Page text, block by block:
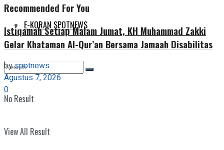
E-KORAN SPOTNEWS
No Result
View All Result
Recommended For You
Istiqamah Setiap Malam Jumat, KH Muhammad Zakki
Gelar Khataman Al-Qur’an Bersama Jamaah Disabilitas
byspotnews
Agustus 7, 2026
0